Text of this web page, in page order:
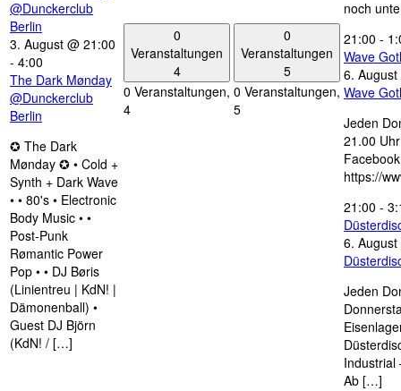
@Dunckerclub
Berlin
3. August @ 21:00
- 4:00
The Dark Mønday
@Dunckerclub
Berlin
✪ The Dark
Mønday ✪ • Cold +
Synth + Dark Wave
• • 80's • Electronic
Body Music • •
Post-Punk
Rømantic Power
Pop • • DJ Børis
(Linientreu | KdN! |
Dämonenball) •
Guest DJ Björn
(KdN! / […]
0
Veranstaltungen
4
0 Veranstaltungen,
4
0
Veranstaltungen
5
0 Veranstaltungen,
5
noch
21:00 -
Wave
6.
Wave
Jeden
21.00
https://
21:00 -
6.
Jeden
Industrial
Ab […]